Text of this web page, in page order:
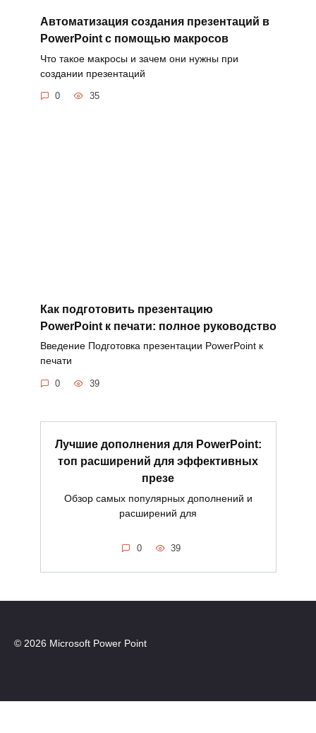
Автоматизация создания презентаций в
PowerPoint с помощью макросов
Что такое макросы и зачем они нужны при
создании презентаций
0 35
Как подготовить презентацию
PowerPoint к печати: полное руководство
Введение Подготовка презентации PowerPoint к
печати
0 39
Лучшие дополнения для PowerPoint:
топ расширений для эффективных
презе
Обзор самых популярных дополнений и
расширений для
0 39
© 2026 Microsoft Power Point